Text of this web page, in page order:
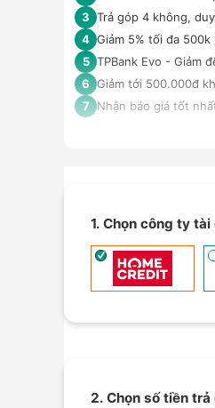
3 Trả góp 4 không,
4 Giảm 5% tối đa
5 TPBank Evo - Giảm
6 Giảm tới 500.000đ
7
Nhận báo giá tốt
1. Chọn công ty
2. Chọn số tiền